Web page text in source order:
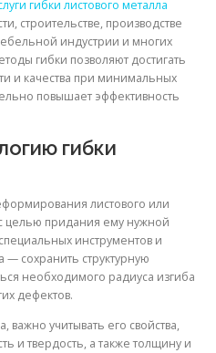
гибки листового металла
строительстве, производстве
индустрии и многих
гибки позволяют достигать
и качества при минимальных
повышает эффективность
гибки
листового или
целью придания ему нужной
инструментов и
сохранить структурную
необходимого радиуса изгиба
дефектов.
важно учитывать его свойства,
и твердость, а также толщину и